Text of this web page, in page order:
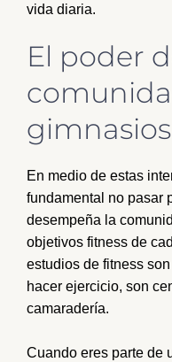
vida diaria.
El poder
gimnasios
En medio de estas
fundamental no pasar
desempeña la
objetivos fitness de
estudios de fitness
hacer ejercicio, son
camaradería.
Cuando eres parte de